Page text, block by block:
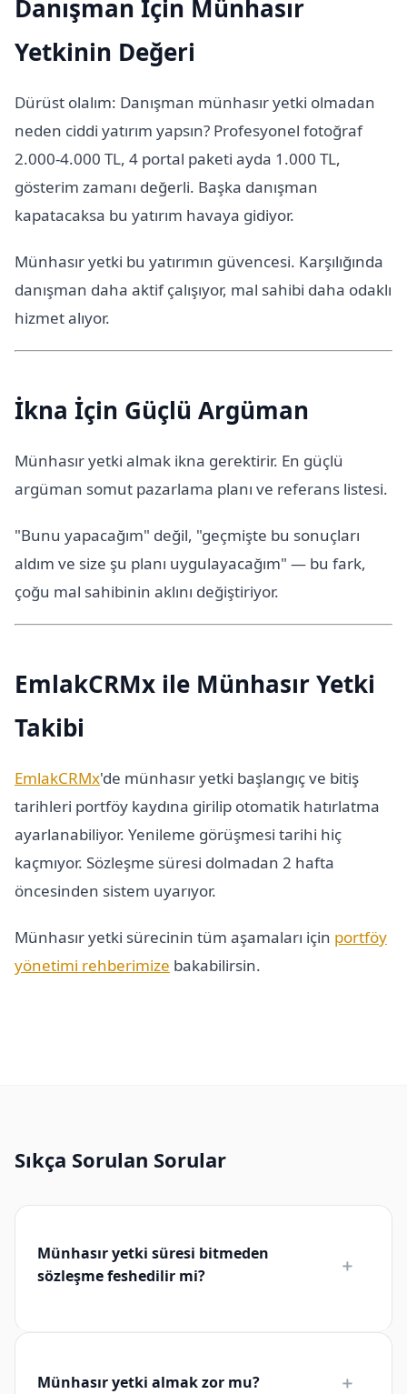
Danışman İçin Münhasır
Yetkinin Değeri
Dürüst olalım: Danışman münhasır yetki olmadan
neden ciddi yatırım yapsın? Profesyonel fotoğraf
2.000-4.000 TL, 4 portal paketi ayda 1.000 TL,
gösterim zamanı değerli. Başka danışman
kapatacaksa bu yatırım havaya gidiyor.
Münhasır yetki bu yatırımın güvencesi. Karşılığında
danışman daha aktif çalışıyor, mal sahibi daha odaklı
hizmet alıyor.
İkna İçin Güçlü Argüman
Münhasır yetki almak ikna gerektirir. En güçlü
argüman somut pazarlama planı ve referans listesi.
"Bunu yapacağım" değil, "geçmişte bu sonuçları
aldım ve size şu planı uygulayacağım" — bu fark,
çoğu mal sahibinin aklını değiştiriyor.
EmlakCRMx ile Münhasır Yetki
Takibi
EmlakCRMx'de münhasır yetki başlangıç ve bitiş
tarihleri portföy kaydına girilip otomatik hatırlatma
ayarlanabiliyor. Yenileme görüşmesi tarihi hiç
kaçmıyor. Sözleşme süresi dolmadan 2 hafta
öncesinden sistem uyarıyor.
Münhasır yetki sürecinin tüm aşamaları için portföy
yönetimi rehberimize bakabilirsin.
Sıkça Sorulan Sorular
Münhasır yetki süresi bitmeden
sözleşme feshedilir mi?
＋
Münhasır yetki almak zor mu? ＋